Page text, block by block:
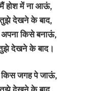
होश में ना आऊं,
देखने के बाद,
किसे बनाऊं,
देखने के बाद।
जगह पे जाऊं,